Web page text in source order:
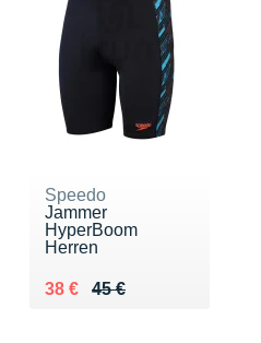
Speedo
Jammer
HyperBoom
Herren
45 €
Au lieu de 45 €
38 €
Vendu 38 €